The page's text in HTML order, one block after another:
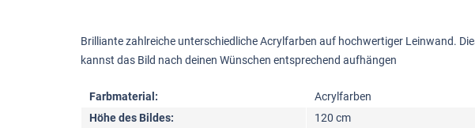
Brilliante zahlreiche unterschiedliche Acrylfarben auf hochwertiger Leinwand.
kannst das Bild nach deinen Wünschen entsprechend aufhängen
Farbmaterial:
Acrylfarben
Höhe des Bildes:
120 cm